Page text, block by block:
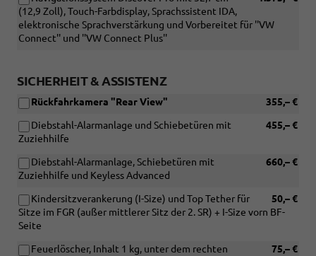
[7E0]
Ohne
Wärmespeicher/Zusatzheizung)
(12,9 Zoll), Touch-Farbdisplay, Sprachssistent IDA,
elektronische Sprachverstärkung und Vorbereitet für ''VW
Connect'' und ''VW Connect Plus''
SICHERHEIT & ASSISTENZ
355,– €
Rückfahrkamera "Rear View"
455,– €
Diebstahl-Alarmanlage und Schiebetüren mit
Zuziehhilfe
660,– €
Diebstahl-Alarmanlage, Schiebetüren mit
Zuziehhilfe und Keyless Advanced
50,– €
Kindersitzverankerung (I-Size) und Top Tether für
Sitze im FGR (außer mittlerer Sitz der 2. SR) + I-Size vorn BF-
Seite
75,– €
Feuerlöscher, Inhalt 1 kg, unter dem rechten